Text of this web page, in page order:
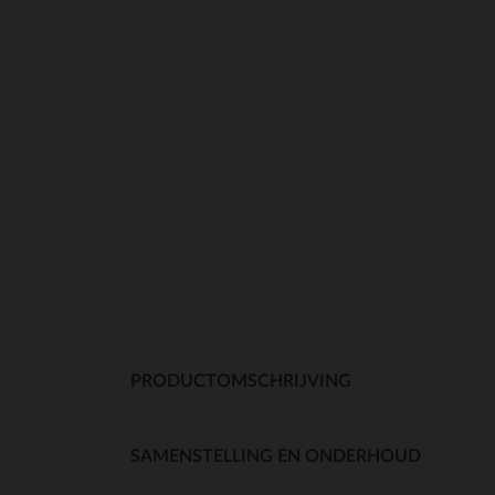
PRODUCTOMSCHRIJVING
SAMENSTELLING EN ONDERHOUD